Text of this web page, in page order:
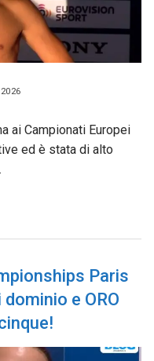
ai Campionati Europei
ed è stata di alto
Paris
e ORO